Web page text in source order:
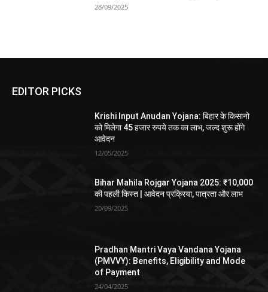
28/09/2025
EDITOR PICKS
Krishi Input Anudan Yojana: बिहार के किसानो
को मिलेगा 45 हजार रुपये तक का लाभ, जल्द शुरू होंगे
आवेदन
12/05/2025
Bihar Mahila Rojgar Yojana 2025: ₹10,000
की पहली किस्त | आवेदन प्रक्रिया, पात्रता और लाभ
20/09/2025
Pradhan Mantri Vaya Vandana Yojana
(PMVVY): Benefits, Eligibility and Mode
of Payment
24/04/2025